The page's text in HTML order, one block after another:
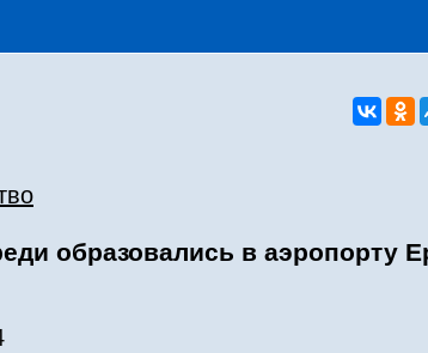
образовались в аэропорту